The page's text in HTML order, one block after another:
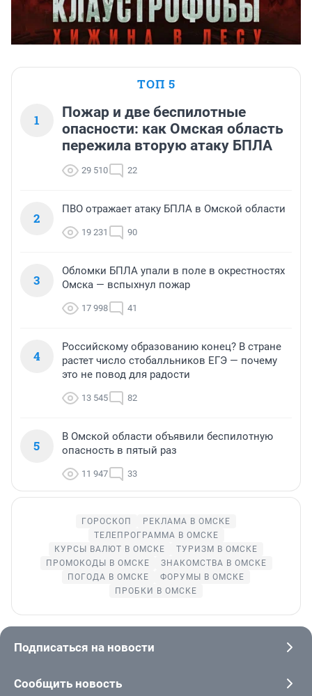
ТОП 5
1
Пожар и две беспилотные
опасности: как Омская область
пережила вторую атаку БПЛА
29 510 22
2
ПВО отражает атаку БПЛА в Омской области
19 231 90
3
Обломки БПЛА упали в поле в окрестностях
Омска — вспыхнул пожар
17 998 41
4
Российскому образованию конец? В стране
растет число стобалльников ЕГЭ — почему
это не повод для радости
13 545 82
5
В Омской области объявили беспилотную
опасность в пятый раз
11 947 33
ГОРОСКОП
РЕКЛАМА В ОМСКЕ
ТЕЛЕПРОГРАММА В ОМСКЕ
КУРСЫ ВАЛЮТ В ОМСКЕ
ТУРИЗМ В ОМСКЕ
ПРОМОКОДЫ В ОМСКЕ
ЗНАКОМСТВА В ОМСКЕ
ПОГОДА В ОМСКЕ
ФОРУМЫ В ОМСКЕ
ПРОБКИ В ОМСКЕ
Подписаться на новости
Сообщить новость